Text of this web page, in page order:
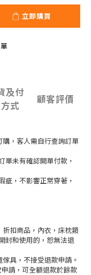
立即購買
及付
式
顧客評價
，客人需自行查詢訂單
未有確認開單付款，
疵，不影響正常穿著，
扣商品，內衣，床枕類
封和使用的，恕無法退
具，不接受退款申請。
請，可全額退款於餘款